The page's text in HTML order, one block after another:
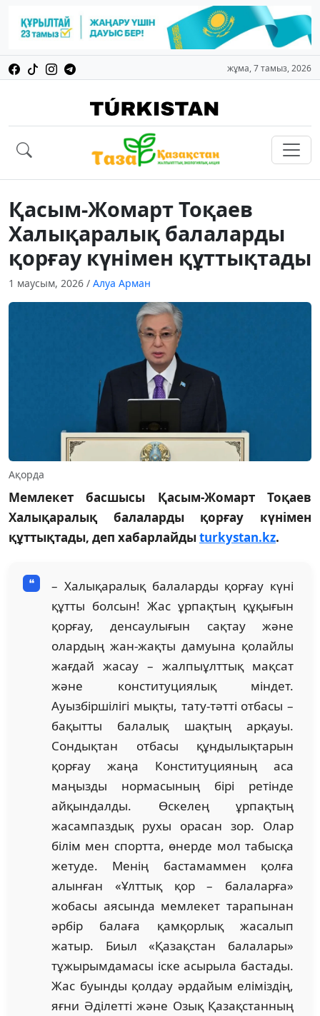
жұма, 7 тамыз, 2026
Қасым-Жомарт Тоқаев
Халықаралық балаларды
қорғау күнімен құттықтады
1 маусым, 2026 / Алуа Арман
Ақорда
Мемлекет басшысы Қасым-Жомарт Тоқаев
Халықаралық балаларды қорғау күнімен
құттықтады, деп хабарлайдыturkystan.kz.
– Халықаралық балаларды қорғау күні
құтты болсын! Жас ұрпақтың құқығын
қорғау, денсаулығын сақтау және
олардың жан-жақты дамуына қолайлы
жағдай жасау – жалпыұлттық мақсат
және конституциялық міндет.
Ауызбіршілігі мықты, тату-тәтті отбасы –
бақытты балалық шақтың арқауы.
Сондықтан отбасы құндылықтарын
қорғау жаңа Конституцияның аса
маңызды нормасының бірі ретінде
айқындалды. Өскелең ұрпақтың
жасампаздық рухы орасан зор. Олар
білім мен спортта, өнерде мол табысқа
жетуде. Менің бастамаммен қолға
алынған «Ұлттық қор – балаларға»
жобасы аясында мемлекет тарапынан
әрбір балаға қамқорлық жасалып
жатыр. Биыл «Қазақстан балалары»
тұжырымдамасы іске асырыла бастады.
Жас буынды қолдау әрдайым еліміздің,
яғни Әділетті және Озық Қазақстанның